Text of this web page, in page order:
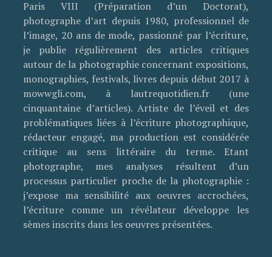
Paris VIII (Préparation d’un Doctorat),
photographe d’art depuis 1980, professionnel de
l’image, 20 ans de mode, passionné par l’écriture,
je publie régulièrement des articles critiques
autour de la photographie concernant expositions,
monographies, festivals, livres depuis début 2017 à
mowwgli.com, à lautrequotidien.fr (une
cinquantaine d’articles). Artiste de l’éveil et des
problématiques liées à l’écriture photographique,
rédacteur engagé, ma production est considérée
critique au sens littéraire du terme. Etant
photographe, mes analyses résultent d’un
processus particulier proche de la photographie :
j’expose ma sensibilité aux oeuvres accrochées,
l’écriture comme un révélateur développe les
sèmes inscrits dans les oeuvres présentées.